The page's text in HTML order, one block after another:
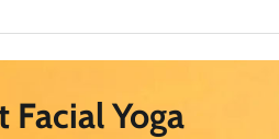
Facial Yoga